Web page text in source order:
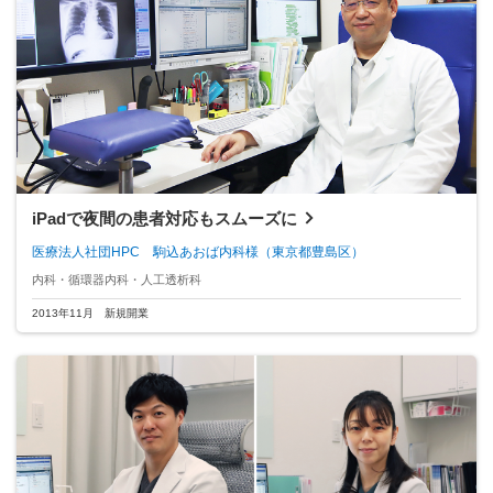
iPadで夜間の患者対応もスムーズに
医療法人社団HPC 駒込あおば内科様 （東京都豊島区）
内科・循環器内科・人工透析科
2013年11月 新規開業